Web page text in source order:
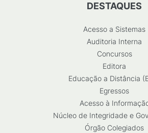
DESTAQUES
Acesso a Sistemas
Auditoria Interna
Concursos
Editora
Educação a Distância
Egressos
Acesso à
Núcleo de Integridade e
Órgão Colegiados